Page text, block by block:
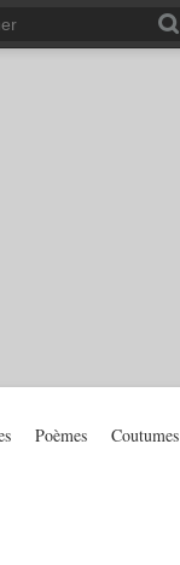
Poèmes Coutumes